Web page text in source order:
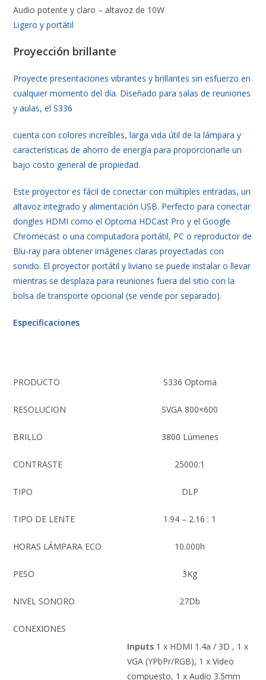
Audio potente y claro – altavoz de 10W
Ligero y portátil
Proyección brillante
Proyecte presentaciones vibrantes y brillantes sin esfuerzo en
cualquier momento del día. Diseñado para salas de reuniones
y aulas, el S336
cuenta con colores increíbles, larga vida útil de la lámpara y
características de ahorro de energía para proporcionarle un
bajo costo general de propiedad.
Este proyector es fácil de conectar con múltiples entradas, un
altavoz integrado y alimentación USB. Perfecto para conectar
dongles HDMI como el Optoma HDCast Pro y el Google
Chromecast o una computadora portátil, PC o reproductor de
Blu-ray para obtener imágenes claras proyectadas con
sonido. El proyector portátil y liviano se puede instalar o llevar
mientras se desplaza para reuniones fuera del sitio con la
bolsa de transporte opcional (se vende por separado).
Especificaciones
PRODUCTO S336 Optoma
RESOLUCION SVGA 800×600
BRILLO 3800 Lúmenes
CONTRASTE 25000:1
TIPO DLP
TIPO DE LENTE 1.94 – 2.16 : 1
HORAS LÁMPARA ECO 10.000h
PESO 3Kg
NIVEL SONORO 27Db
CONEXIONES
Inputs 1 x HDMI 1.4a / 3D , 1 x
VGA (YPbPr/RGB), 1 x Video
compuesto, 1 x Audio 3.5mm